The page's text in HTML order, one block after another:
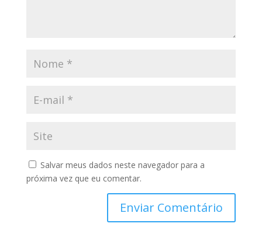
Salvar meus dados neste navegador para a
próxima vez que eu comentar.